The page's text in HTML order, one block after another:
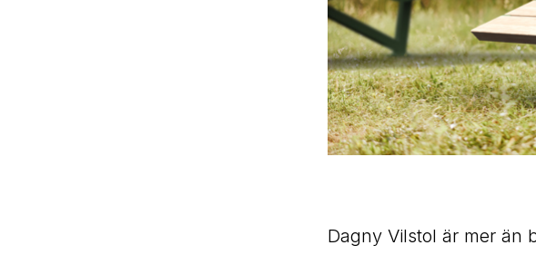
Dagny Vilstol är mer än